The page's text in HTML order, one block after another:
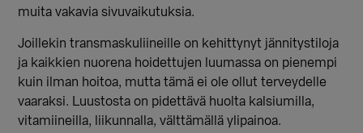
muita vakavia sivuvaikutuksia.
Joillekin transmaskuliineille on kehittynyt jännitystiloja
ja kaikkien nuorena hoidettujen luumassa on pienempi
kuin ilman hoitoa, mutta tämä ei ole ollut terveydelle
vaaraksi. Luustosta on pidettävä huolta kalsiumilla,
vitamiineilla, liikunnalla, välttämällä ylipainoa.